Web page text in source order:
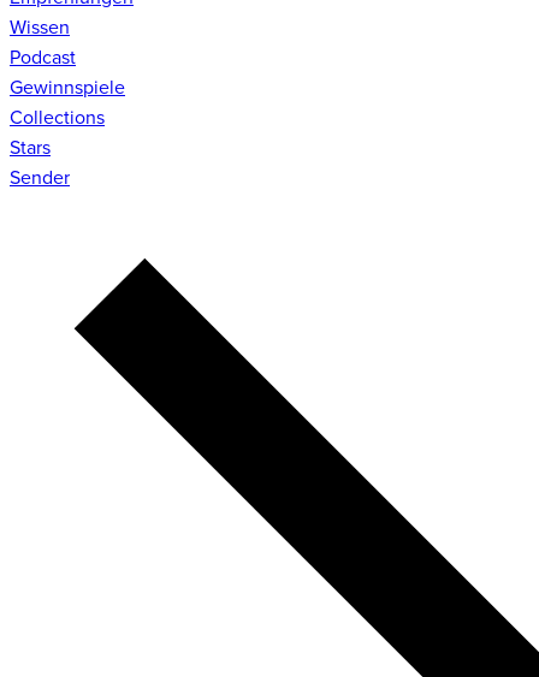
Wissen
Podcast
Gewinnspiele
Collections
Stars
Sender